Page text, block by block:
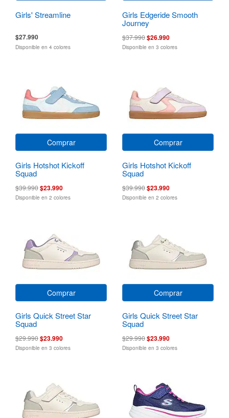
Girls' Streamline
$27.990
Disponible en 4 colores
Girls Edgeride Smooth
Journey
$37.990$26.990
Disponible en 3 colores
Comprar
Girls Hotshot Kickoff
Squad
$39.990$23.990
Disponible en 2 colores
Comprar
Girls Hotshot Kickoff
Squad
$39.990$23.990
Disponible en 2 colores
Comprar
Girls Quick Street Star
Squad
$29.990$23.990
Disponible en 3 colores
Comprar
Girls Quick Street Star
Squad
$29.990$23.990
Disponible en 3 colores